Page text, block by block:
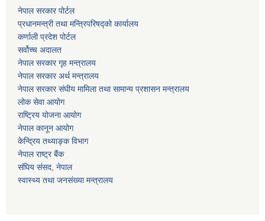
नेपाल सरकार पोर्टल
प्रधानमन्‍‍त्री तथा मन्‍त्रिपरिषद्को कार्यालय
कर्णाली प्रदेश पोर्टल
सर्वोच्‍च अदालत
नेपाल सरकार गृह मन्‍‍‍त्रालय
नेपाल सरकार अर्थ मन्‍त्रालय
नेपाल सरकार संघीय मामिला तथा सामान्य प्रशासन मन्‍त्रालय
लोक सेवा आयोग
राष्‍ट्रिय योजना आयोग
नेपाल कानून आयोग
केन्द्रिय तथ्याङ्क विभाग
नेपाल राष्‍ट्र बैंक
संघिय संसद, नेपाल
स्वास्थ्य तथा जनसंख्या मन्त्रालय